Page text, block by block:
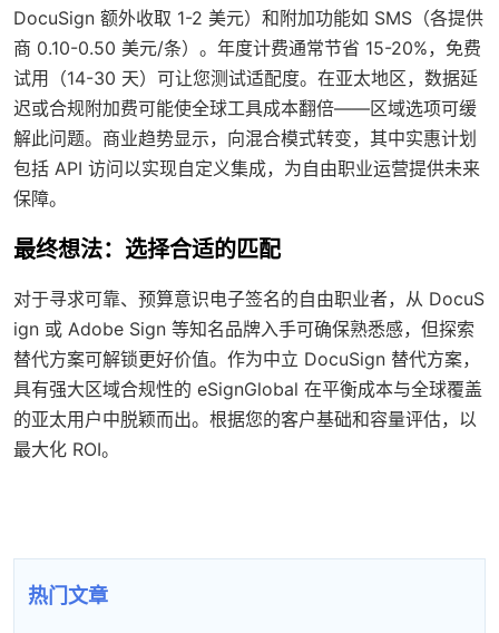
DocuSign 额外收取 1-2 美元）和附加功能如 SMS（各提供
商 0.10-0.50 美元/条）。年度计费通常节省 15-20%，免费
试用（14-30 天）可让您测试适配度。在亚太地区，数据延
迟或合规附加费可能使全球工具成本翻倍——区域选项可缓
解此问题。商业趋势显示，向混合模式转变，其中实惠计划
包括 API 访问以实现自定义集成，为自由职业运营提供未来
保障。
最终想法：选择合适的匹配
对于寻求可靠、预算意识电子签名的自由职业者，从 DocuS
ign 或 Adobe Sign 等知名品牌入手可确保熟悉感，但探索
替代方案可解锁更好价值。作为中立 DocuSign 替代方案，
具有强大区域合规性的 eSignGlobal 在平衡成本与全球覆盖
的亚太用户中脱颖而出。根据您的客户基础和容量评估，以
最大化 ROI。
热门文章